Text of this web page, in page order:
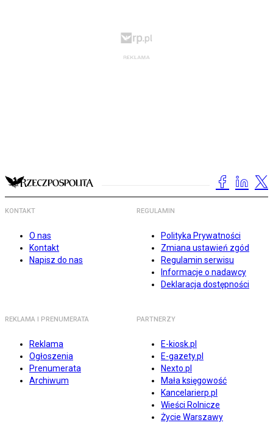
KONTAKT
O nas
Kontakt
Napisz do nas
REGULAMIN
Polityka Prywatności
Zmiana ustawień zgód
Regulamin serwisu
Informacje o nadawcy
Deklaracja dostępności
REKLAMA I PRENUMERATA
Reklama
Ogłoszenia
Prenumerata
Archiwum
PARTNERZY
E-kiosk.pl
E-gazety.pl
Nexto.pl
Mała księgowość
Kancelarierp.pl
Wieści Rolnicze
Życie Warszawy